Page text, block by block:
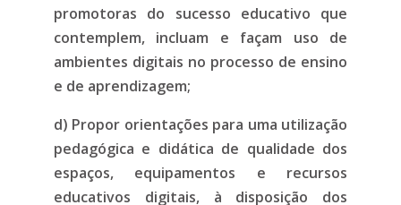
promotoras do sucesso educativo que
contemplem, incluam e façam uso de
ambientes digitais no processo de ensino
e de aprendizagem;
d) Propor orientações para uma utilização
pedagógica e didática de qualidade dos
espaços, equipamentos e recursos
educativos digitais, à disposição dos